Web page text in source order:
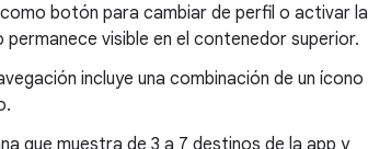
botón para cambiar de perfil o activar la
visible en el contenedor superior.
incluye una combinación de un ícono
que muestra de 3 a 7 destinos de la app y